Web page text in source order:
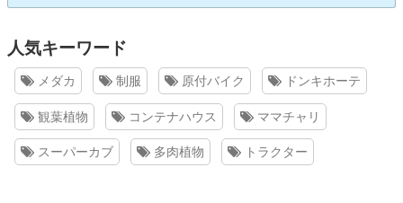
人気キーワード
メダカ 制服 原付バイク ドンキホーテ
観葉植物 コンテナハウス ママチャリ
スーパーカブ 多肉植物 トラクター